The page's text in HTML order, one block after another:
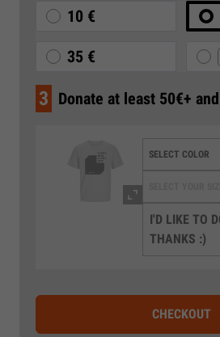
10 €
35 €
3 Donate at least 50€+
I'D LIKE TO
THANKS :)
CHECKOUT